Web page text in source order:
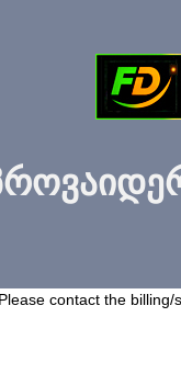
Please contact the